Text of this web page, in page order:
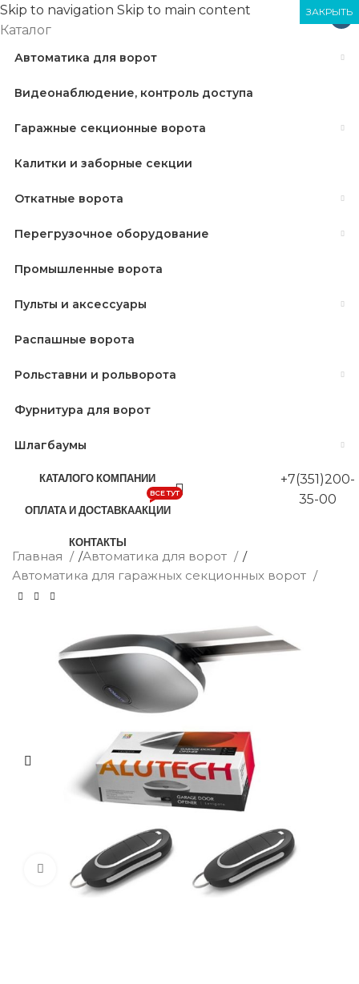
Skip to navigation Skip to main content
Каталог
Автоматика для ворот
Видеонаблюдение, контроль доступа
Гаражные секционные ворота
Калитки и заборные секции
Откатные ворота
Перегрузочное оборудование
Промышленные ворота
Пульты и аксессуары
Распашные ворота
Рольставни и рольворота
Фурнитура для ворот
Шлагбаумы
КАТАЛОГО КОМПАНИИ
ОПЛАТА И ДОСТАВКААКЦИИ
ВСЕ ТУТ
КОНТАКТЫ
+7(351)200-
35-00
Главная /Автоматика для ворот
/
Автоматика для гаражных секционных ворот
Нажмите, чтобы увеличить
×
ЗАКРЫТЬ
ЗАКРЫТЬ
ЗАКРЫТЬ